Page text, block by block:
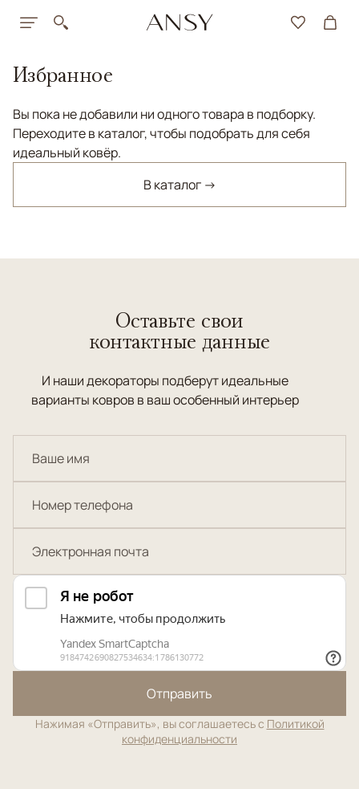
Избранное
Вы пока не добавили ни одного товара в подборку.
Переходите в каталог, чтобы подобрать для себя
идеальный ковёр.
В каталог →
Оставьте свои
контактные данные
И наши декораторы подберут идеальные
варианты ковров в ваш особенный интерьер
Отправить
Нажимая «Отправить», вы соглашаетесь с Политикой
конфиденциальности